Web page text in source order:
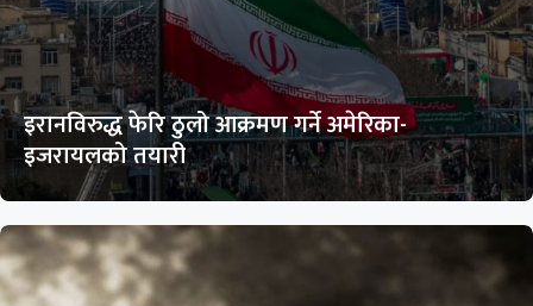
इरानविरुद्ध फेरि ठुलो आक्रमण गर्ने अमेरिका-
इजरायलको तयारी